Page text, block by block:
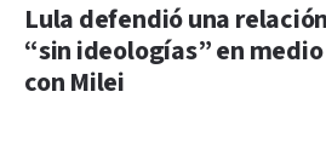
Lula defendió una
“sin ideologías” en
con Milei